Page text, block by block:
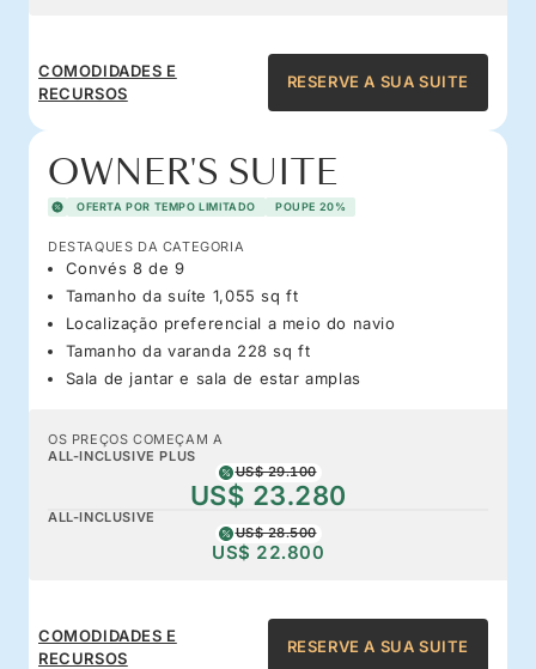
COMODIDADES E
RECURSOS
RESERVE A SUA SUITE
OWNER'S SUITE
OFERTA POR TEMPO LIMITADO POUPE 20%
DESTAQUES DA CATEGORIA
Convés 8 de 9
Tamanho da suíte 1,055 sq ft
Localização preferencial a meio do navio
Tamanho da varanda 228 sq ft
Sala de jantar e sala de estar amplas
OS PREÇOS COMEÇAM A
ALL-INCLUSIVE PLUS
US$ 29.100
US$ 23.280
ALL-INCLUSIVE
US$ 28.500
US$ 22.800
COMODIDADES E
RECURSOS
RESERVE A SUA SUITE